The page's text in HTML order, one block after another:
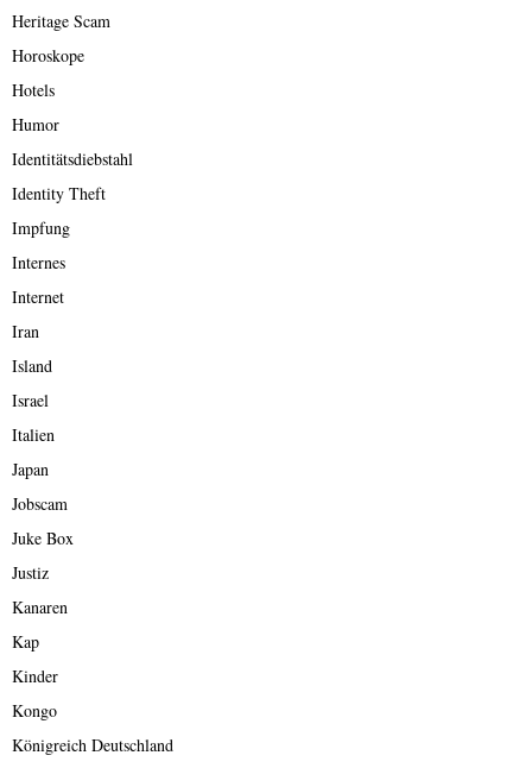
Heritage Scam
Horoskope
Hotels
Humor
Identitätsdiebstahl
Identity Theft
Impfung
Internes
Internet
Iran
Island
Israel
Italien
Japan
Jobscam
Juke Box
Justiz
Kanaren
Kap
Kinder
Kongo
Königreich Deutschland